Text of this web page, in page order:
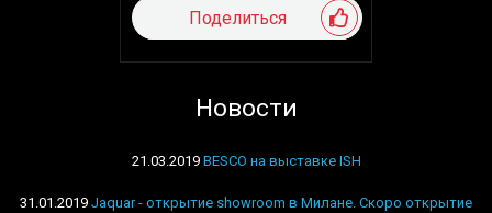
Поделиться
Новости
21.03.2019 BESCO на выставке ISH
31.01.2019 Jaquar - открытие showroom в Милане. Скоро открытие